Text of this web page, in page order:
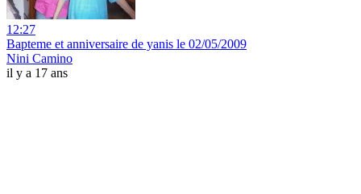
12:27
Bapteme et anniversaire de yanis le 02/05/2009
Nini Camino
il y a 17 ans